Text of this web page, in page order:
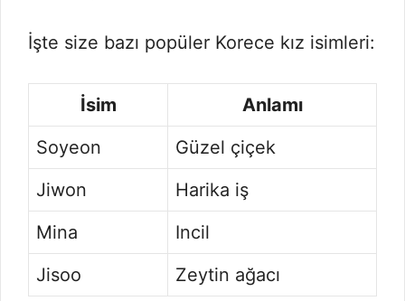
İşte size bazı popüler Korece kız isimleri:
İsim
Anlamı
Soyeon
Güzel çiçek
Jiwon
Harika iş
Mina
Incil
Jisoo
Zeytin ağacı